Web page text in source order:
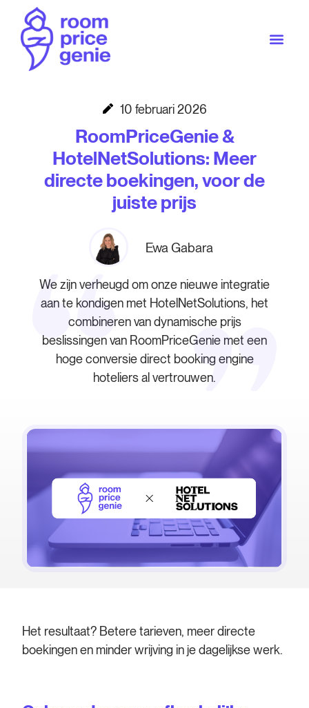
10 februari 2026
RoomPriceGenie &
HotelNetSolutions: Meer
directe boekingen, voor de
juiste prijs
Ewa Gabara
We zijn verheugd om onze nieuwe integratie
aan te kondigen met HotelNetSolutions, het
combineren van dynamische prijs
beslissingen van RoomPriceGenie met een
hoge conversie direct booking engine
hoteliers al vertrouwen.
Het resultaat? Betere tarieven, meer directe
boekingen en minder wrijving in je dagelijkse werk.